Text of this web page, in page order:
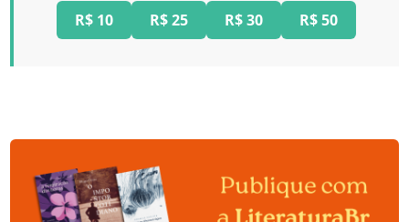
R$ 10 R$ 25 R$ 30 R$ 50